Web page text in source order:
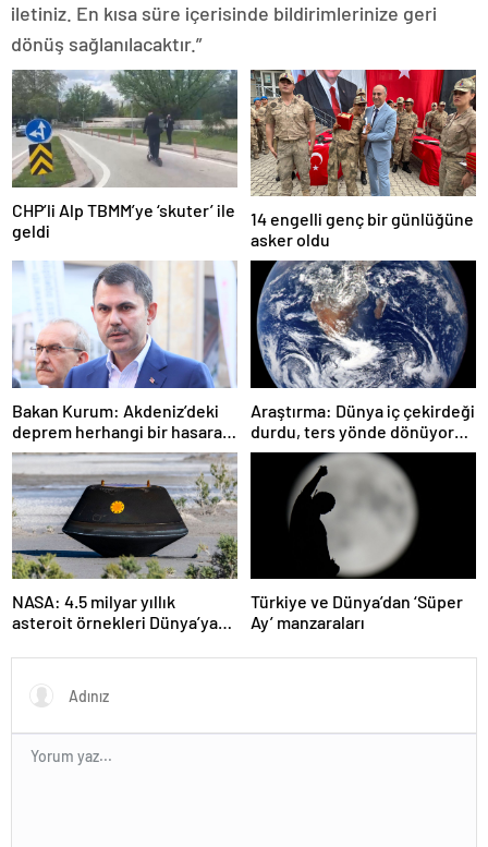
iletiniz. En kısa süre içerisinde bildirimlerinize geri
dönüş sağlanılacaktır.”
CHP’li Alp TBMM’ye ‘skuter’ ile
geldi
14 engelli genç bir günlüğüne
asker oldu
Bakan Kurum: Akdeniz’deki
deprem herhangi bir hasara
neden olmadı
Araştırma: Dünya iç çekirdeği
durdu, ters yönde dönüyor
olabilir
NASA: 4.5 milyar yıllık
asteroit örnekleri Dünya’ya
başlangıcına ışık tutabilir
Türkiye ve Dünya’dan ‘Süper
Ay’ manzaraları